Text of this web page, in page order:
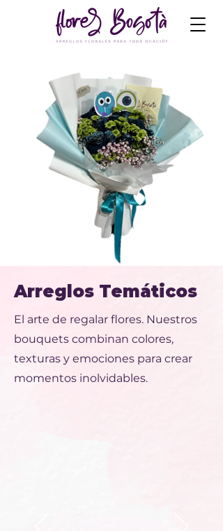
Arreglos Temáticos
El arte de regalar flores. Nuestros
bouquets combinan colores,
texturas y emociones para crear
momentos inolvidables.